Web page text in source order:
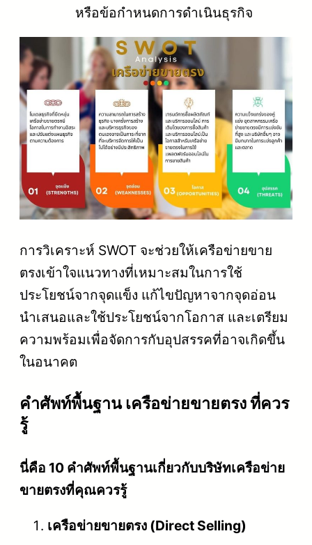
หรือข้อกำหนดการดำเนินธุรกิจ
การวิเคราะห์ SWOT จะช่วยให้เครือข่ายขาย
ตรงเข้าใจแนวทางที่เหมาะสมในการใช้
ประโยชน์จากจุดแข็ง แก้ไขปัญหาจากจุดอ่อน
นำเสนอและใช้ประโยชน์จากโอกาส และเตรียม
ความพร้อมเพื่อจัดการกับอุปสรรคที่อาจเกิดขึ้น
ในอนาคต
คําศัพท์พื้นฐาน เครือข่ายขายตรง ที่ควร
รู้
นี่คือ 10 คำศัพท์พื้นฐานเกี่ยวกับบริษัทเครือข่าย
ขายตรงที่คุณควรรู้
เครือข่ายขายตรง (Direct Selling)